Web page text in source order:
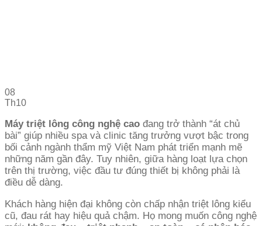
08
Th10
Máy triệt lông công nghệ cao đang trở thành “át chủ
bài” giúp nhiều spa và clinic tăng trưởng vượt bậc trong
bối cảnh ngành thẩm mỹ Việt Nam phát triển mạnh mẽ
những năm gần đây. Tuy nhiên, giữa hàng loạt lựa chọn
trên thị trường, việc đầu tư đúng thiết bị không phải là
điều dễ dàng.
Khách hàng hiện đại không còn chấp nhận triệt lông kiểu
cũ, đau rát hay hiệu quả chậm. Họ mong muốn công nghệ